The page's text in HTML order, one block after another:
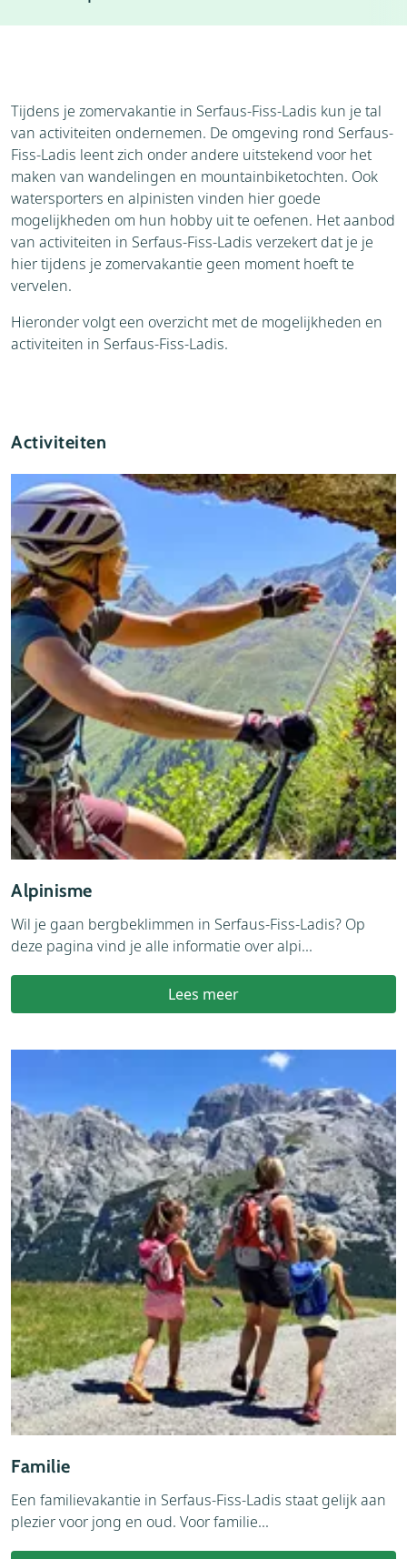
Weer
Bezienswaardigheden
Tijdens je zomervakantie in Serfaus-Fiss-Ladis kun je tal
van activiteiten ondernemen. De omgeving rond Serfaus-
Fiss-Ladis leent zich onder andere uitstekend voor het
maken van wandelingen en mountainbiketochten. Ook
watersporters en alpinisten vinden hier goede
mogelijkheden om hun hobby uit te oefenen. Het aanbod
van activiteiten in Serfaus-Fiss-Ladis verzekert dat je je
hier tijdens je zomervakantie geen moment hoeft te
vervelen.
Hieronder volgt een overzicht met de mogelijkheden en
activiteiten in Serfaus-Fiss-Ladis.
Activiteiten
Alpinisme
Wil je gaan bergbeklimmen in Serfaus-Fiss-Ladis? Op
deze pagina vind je alle informatie over alpi...
Lees meer
Familie
Een familievakantie in Serfaus-Fiss-Ladis staat gelijk aan
plezier voor jong en oud. Voor familie...